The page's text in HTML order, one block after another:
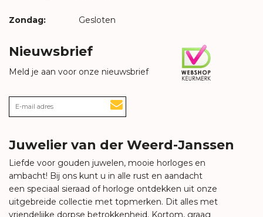
Zondag: Gesloten
Nieuwsbrief
Meld je aan voor onze nieuwsbrief
Juwelier van der Weerd-Janssen
Liefde voor gouden juwelen, mooie horloges en
ambacht! Bij ons kunt u in alle rust en aandacht
een speciaal sieraad of horloge ontdekken uit onze
uitgebreide collectie met topmerken. Dit alles met
vriendelijke dorpse betrokkenheid. Kortom, graag